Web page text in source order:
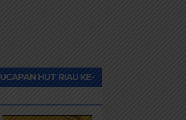
UCAPAN HUT RIAU KE-